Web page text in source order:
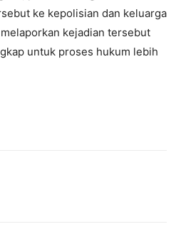
ke kepolisian dan keluarga
kejadian tersebut
untuk proses hukum lebih